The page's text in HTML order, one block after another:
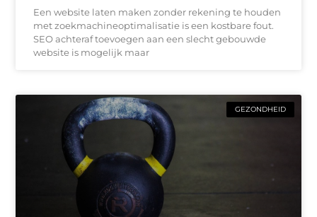
Een website laten maken zonder rekening te houden
met zoekmachineoptimalisatie is een kostbare fout.
SEO achteraf toevoegen aan een slecht gebouwde
website is mogelijk maar
GEZONDHEID